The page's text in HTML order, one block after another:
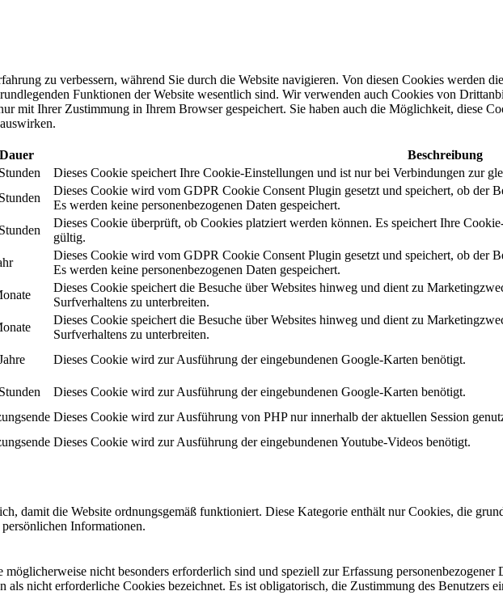
zu verbessern, während Sie durch die Website navigieren. Von diesen Cookies werden
Funktionen der Website wesentlich sind. Wir verwenden auch Cookies von
mit Ihrer Zustimmung in Ihrem Browser gespeichert. Sie haben auch die Möglichkeit, diese
Dauer
Beschreibung
Dieses Cookie speichert Ihre Cookie-Einstellungen und ist nur bei Verbindungen zur
Dieses Cookie wird vom GDPR Cookie Consent Plugin gesetzt und speichert, ob der
Es werden keine personenbezogenen Daten gespeichert.
Dieses Cookie überprüft, ob Cookies platziert werden können. Es speichert Ihre
gültig.
Dieses Cookie wird vom GDPR Cookie Consent Plugin gesetzt und speichert, ob der
Es werden keine personenbezogenen Daten gespeichert.
Dieses Cookie speichert die Besuche über Websites hinweg und dient zu
Surfverhaltens zu unterbreiten.
Dieses Cookie speichert die Besuche über Websites hinweg und dient zu
Surfverhaltens zu unterbreiten.
Dieses Cookie wird zur Ausführung der eingebundenen Google-Karten benötigt.
Dieses Cookie wird zur Ausführung der eingebundenen Google-Karten benötigt.
Dieses Cookie wird zur Ausführung von PHP nur innerhalb der aktuellen Session
Dieses Cookie wird zur Ausführung der eingebundenen Youtube-Videos benötigt.
damit die Website ordnungsgemäß funktioniert. Diese Kategorie enthält nur Cookies, die
Informationen.
nicht besonders erforderlich sind und speziell zur Erfassung personenbezogener
als nicht erforderliche Cookies bezeichnet. Es ist obligatorisch, die Zustimmung des Benutzers